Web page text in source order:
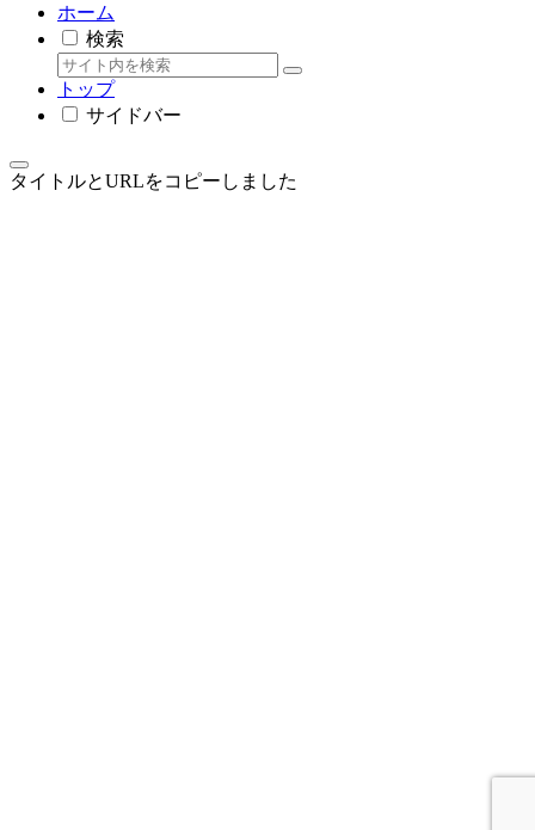
ホーム
検索
トップ
サイドバー
タイトルとURLをコピーしました